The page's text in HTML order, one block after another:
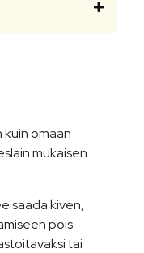
omaan
mukaisen
saada kiven,
pois
tai